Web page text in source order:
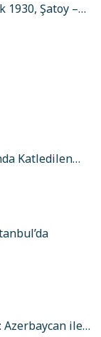
1930, Şatoy –…
Katledilen…
Azerbaycan ile…